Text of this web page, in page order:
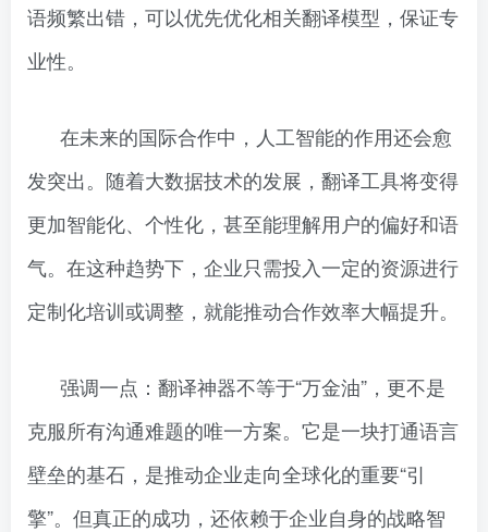
语频繁出错，可以优先优化相关翻译模型，保证专
业性。
在未来的国际合作中，人工智能的作用还会愈
发突出。随着大数据技术的发展，翻译工具将变得
更加智能化、个性化，甚至能理解用户的偏好和语
气。在这种趋势下，企业只需投入一定的资源进行
定制化培训或调整，就能推动合作效率大幅提升。
强调一点：翻译神器不等于“万金油”，更不是
克服所有沟通难题的唯一方案。它是一块打通语言
壁垒的基石，是推动企业走向全球化的重要“引
擎”。但真正的成功，还依赖于企业自身的战略智